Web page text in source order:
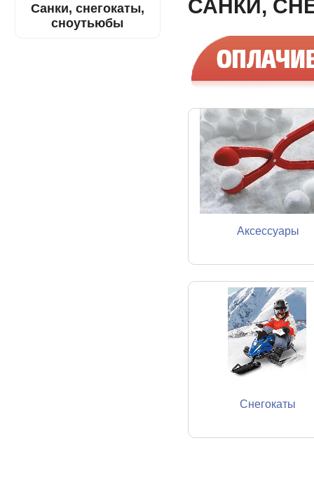
Санки, снегокаты,
сноутьюбы
САНКИ,
Аксессуары
Снегокаты